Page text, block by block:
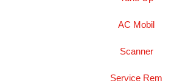
AC Mobil
Scanner
Service Rem